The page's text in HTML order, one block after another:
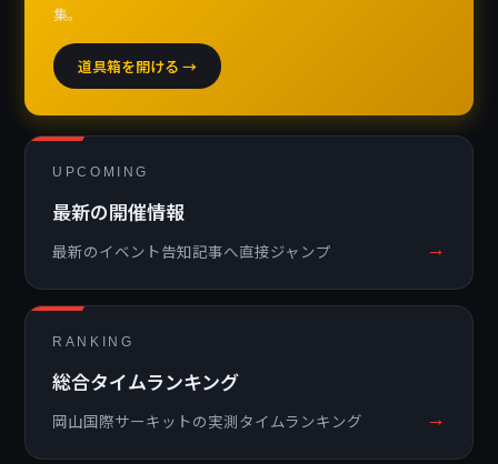
集。
道具箱を開ける →
UPCOMING
最新の開催情報
最新のイベント告知記事へ直接ジャンプ →
RANKING
総合タイムランキング
岡山国際サーキットの実測タイムランキング →